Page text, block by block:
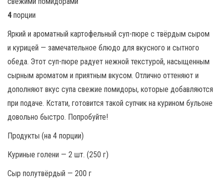
4порции
Яркий и ароматный картофельный суп-пюре с твёрдым сыром
и курицей — замечательное блюдо для вкусного и сытного
обеда. Этот суп-пюре радует нежной текстурой, насыщенным
сырным ароматом и приятным вкусом. Отлично оттеняют и
дополняют вкус супа свежие помидоры, которые добавляются
при подаче. Кстати, готовится такой супчик на курином бульоне
довольно быстро. Попробуйте!
Продукты (на 4 порции)
Куриные голени — 2 шт. (250 г)
Сыр полутвёрдый — 200 г